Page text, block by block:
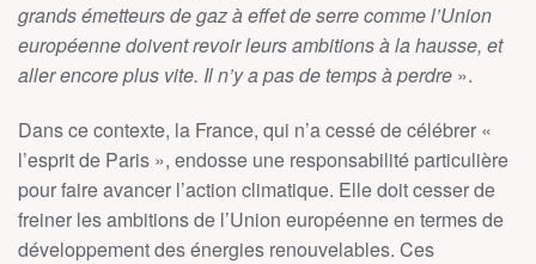
grands émetteurs de gaz à effet de serre comme l’Union
européenne doivent revoir leurs ambitions à la hausse, et
aller encore plus vite. Il n’y a pas de temps à perdre ».
Dans ce contexte, la France, qui n’a cessé de célébrer «
l’esprit de Paris », endosse une responsabilité particulière
pour faire avancer l’action climatique. Elle doit cesser de
freiner les ambitions de l’Union européenne en termes de
développement des énergies renouvelables. Ces